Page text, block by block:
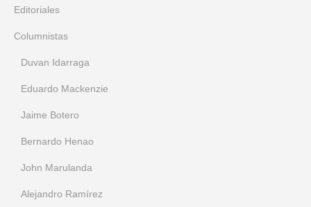
Editoriales
Columnistas
Duvan Idarraga
Eduardo Mackenzie
Jaime Botero
Bernardo Henao
John Marulanda
Alejandro Ramírez